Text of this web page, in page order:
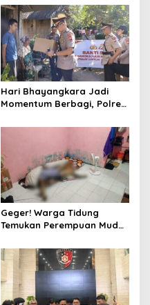
Serta Lantik Karolog dan
Kapolresta Gowa
Hari Bhayangkara Jadi
Momentum Berbagi, Polres
Membutuhkan
Geger! Warga Tidung
Temukan Perempuan Muda
Bernyawa di Kamar Kos